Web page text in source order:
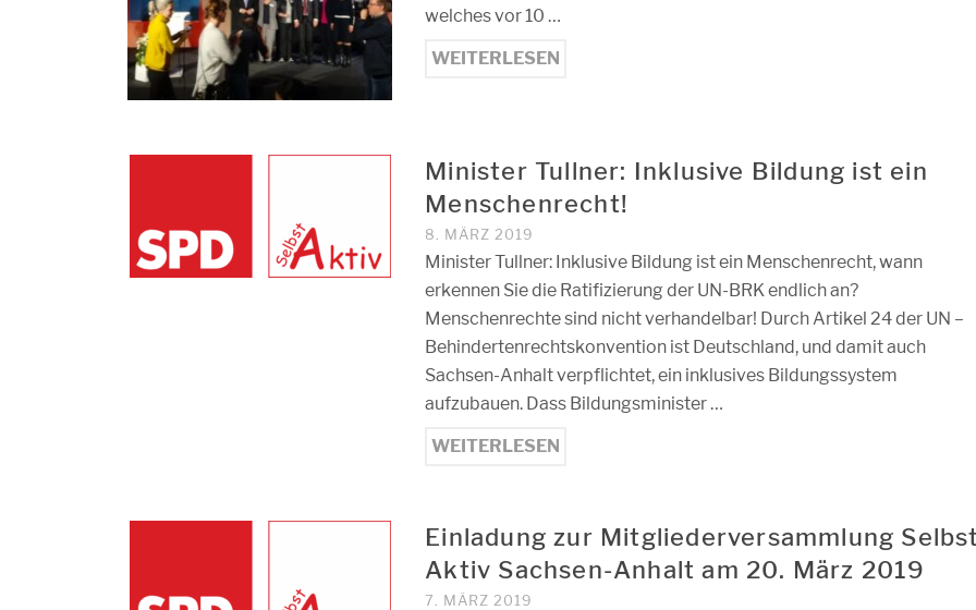
welches vor 10 …
WEITERLESEN
Minister Tullner: Inklusive Bildung ist ein
Menschenrecht!
8. MÄRZ 2019
Minister Tullner: Inklusive Bildung ist ein Menschenrecht, wann
erkennen Sie die Ratifizierung der UN-BRK endlich an?
Menschenrechte sind nicht verhandelbar! Durch Artikel 24 der UN –
Behindertenrechtskonvention ist Deutschland, und damit auch
Sachsen-Anhalt verpflichtet, ein inklusives Bildungssystem
aufzubauen. Dass Bildungsminister …
WEITERLESEN
Einladung zur Mitgliederversammlung
Aktiv Sachsen-Anhalt am 20. März 2019
7. MÄRZ 2019